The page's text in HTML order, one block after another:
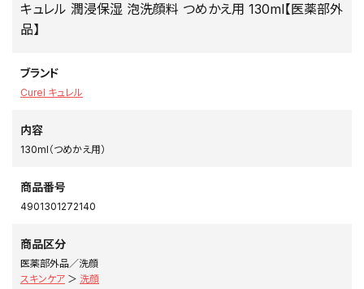
キュレル 潤浸保湿 泡洗顔料 つめかえ用 130ml【医薬部外
品】
ブランド
Curel キュレル
内容
130ml（つめかえ用）
商品番号
4901301272140
商品区分
医薬部外品／洗顔
スキンケア ＞ 洗顔